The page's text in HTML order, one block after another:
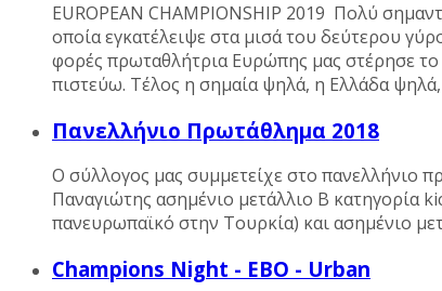
EUROPEAN CHAMPIONSHIP 2019 Πολύ
οποία εγκατέλειψε στα μισά του δεύτερου
φορές πρωταθλήτρια Ευρώπης μας στέρησε
πιστεύω. Τέλος η σημαία ψηλά, η Ελλάδα
Πανελλήνιο Πρωτάθλημα 2018
Ο σύλλογος μας συμμετείχε στο πανελλήνιο
Παναγιώτης ασημένιο μετάλλιο B κατηγορία
πανευρωπαϊκό στην Τουρκία) και ασημένιο
Champions Night - EBO - Urban